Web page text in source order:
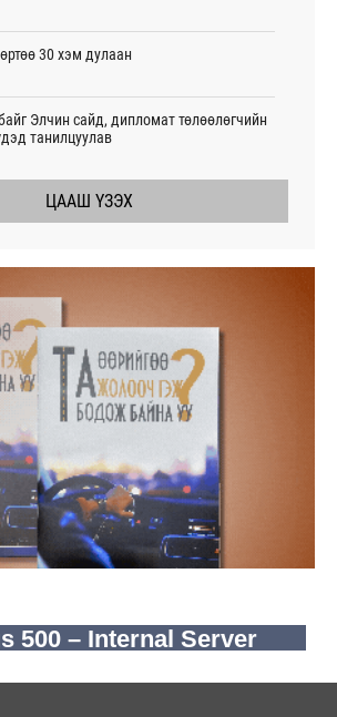
30 хэм дулаан
Элчин сайд, дипломат төлөөлөгчийн
танилцуулав
ЦААШ ҮЗЭХ